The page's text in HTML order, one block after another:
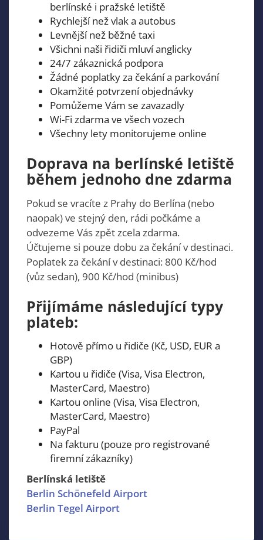
berlínské i pražské letiště
Rychlejší než vlak a autobus
Levnější než běžné taxi
Všichni naši řidiči mluví anglicky
24/7 zákaznická podpora
Žádné poplatky za čekání a parkování
Okamžité potvrzení objednávky
Pomůžeme Vám se zavazadly
Wi-Fi zdarma ve všech vozech
Všechny lety monitorujeme online
Doprava na berlínské letiště
během jednoho dne zdarma
Pokud se vracíte z Prahy do Berlína (nebo
naopak) ve stejný den, rádi počkáme a
odvezeme Vás zpět zcela zdarma.
Účtujeme si pouze dobu za čekání v destinaci.
Poplatek za čekání v destinaci: 800 Kč/hod
(vůz sedan), 900 Kč/hod (minibus)
Přijímáme následující typy
plateb:
Hotově přímo u řidiče (Kč, USD, EUR a
GBP)
Kartou u řidiče (Visa, Visa Electron,
MasterCard, Maestro)
Kartou online (Visa, Visa Electron,
MasterCard, Maestro)
PayPal
Na fakturu (pouze pro registrované
firemní zákazníky)
Berlínská letiště
Berlin Schönefeld Airport
Berlin Tegel Airport